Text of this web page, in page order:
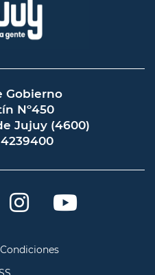
Gobierno
Nº450
Jujuy (4600)